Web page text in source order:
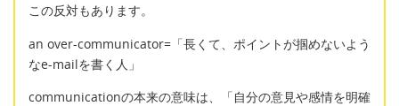
この反対もあります。
an over-communicator=「長くて、ポイントが掴めないよう
なe-mailを書く人」
communicationの本来の意味は、「自分の意見や感情を明確